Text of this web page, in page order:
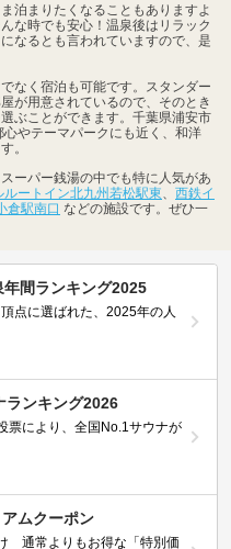
泊まりたくなることもありますよ
な時でも安心！温泉後はリラック
なるとも言われていますので、是
なく宿泊も可能です。スタンダー
が用意されているので、そのとき
ぶことができます。千葉県浦安市
心やテーマパークにも近く、和洋
。
ーパー銭湯の中でも特に人気があ
ートイン北九州若松駅東、 西鉄イ
倉駅南口 などの施設です。ぜひ一
間ランキング2025
点に選ばれた、2025年の人
ランキング2026
票により、全国No.1サウナが
ムクーポン
通常よりもお得な「特別価